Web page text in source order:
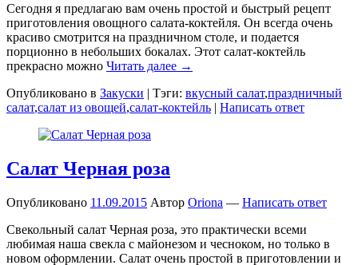
Сегодня я предлагаю вам очень простой и быстрый рецепт
приготовления овощного салата-коктейля. Он всегда очень
красиво смотрится на праздничном столе, и подается
порционно в небольших бокалах. Этот салат-коктейль
прекрасно можно Читать далее →
Опубликовано в Закуски | Тэги: вкусный салат,праздничный
салат,салат из овощей,салат-коктейль | Написать ответ
Салат Черная роза
Опубликовано 11.09.2015 Автор Oriona — Написать ответ
Свекольный салат Черная роза, это практически всеми
любимая наша свекла с майонезом и чесноком, но только в
новом оформлении. Салат очень простой в приготовлении и